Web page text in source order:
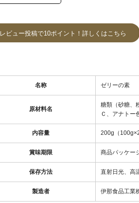
レビュー投稿で10ポイント！詳しくはこちら
名称 ゼリーの素
原材料名
糖類（砂糖、
Ｃ、アナトー
内容量 200g（100g×2
賞味期限 商品パッケー
保存方法 直射日光、高
製造者 伊那食品工業